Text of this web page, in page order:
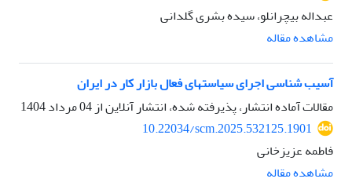
عبداله بیچرانلو، سیده بشری گلدانی
مشاهده مقاله
آسیب شناسی اجرای سیاستهای فعال بازار کار در ایران
مقالات آماده انتشار، پذیرفته شده، انتشار آنلاین از04 مرداد 1404
10.22034/scm.2025.532125.1901
فاطمه عزیزخانی
مشاهده مقاله